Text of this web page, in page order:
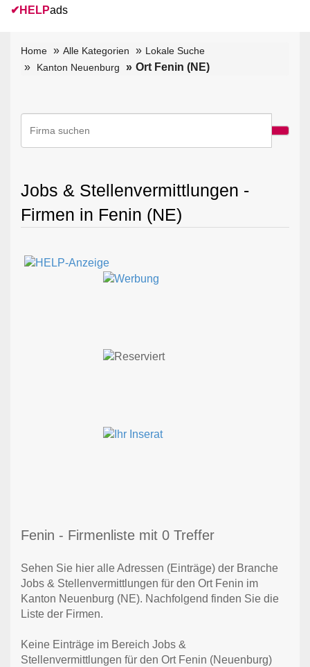
✔ HELPads
Home Alle Kategorien
Lokale Suche
Kanton Neuenburg
Ort Fenin (NE)
Jobs & Stellenvermittlungen -
Firmen in Fenin (NE)
Fenin - Firmenliste mit 0 Treffer
Sehen Sie hier alle Adressen (Einträge) der Branche
Jobs & Stellenvermittlungen für den Ort Fenin im
Kanton Neuenburg (NE). Nachfolgend finden Sie die
Liste der Firmen.
Keine Einträge im Bereich Jobs &
Stellenvermittlungen für den Ort Fenin (Neuenburg)